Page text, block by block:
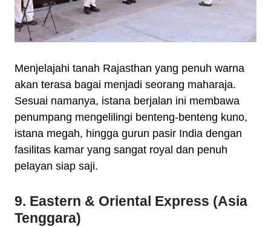
Menjelajahi tanah Rajasthan yang penuh warna
akan terasa bagai menjadi seorang maharaja.
Sesuai namanya, istana berjalan ini membawa
penumpang mengelilingi benteng-benteng kuno,
istana megah, hingga gurun pasir India dengan
fasilitas kamar yang sangat royal dan penuh
pelayan siap saji.
9. Eastern & Oriental Express (Asia
Tenggara)